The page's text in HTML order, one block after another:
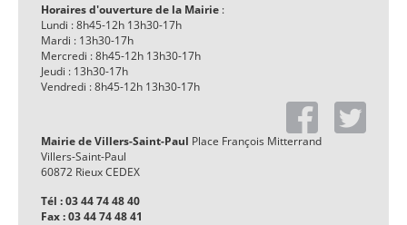
Horaires d'ouverture de la Mairie :
Lundi : 8h45-12h 13h30-17h
Mardi : 13h30-17h
Mercredi : 8h45-12h 13h30-17h
Jeudi : 13h30-17h
Vendredi : 8h45-12h 13h30-17h
Mairie de Villers-Saint-Paul Place François Mitterrand
Villers-Saint-Paul
60872 Rieux CEDEX
Tél : 03 44 74 48 40
Fax : 03 44 74 48 41